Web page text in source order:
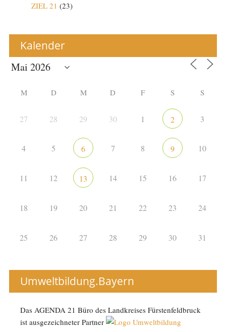
ZIEL 21 (23)
Kalender
M D M D F S S
27 28 29 30 1 2 3
4 5 6 7 8 9 10
11 12 13 14 15 16 17
18 19 20 21 22 23 24
25 26 27 28 29 30 31
Umweltbildung.Bayern
Das AGENDA 21 Büro des Landkreises Fürstenfeldbruck
ist ausgezeichneter Partner